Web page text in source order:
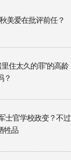
美爱在批评前任？
住太久的罪”的高龄
？
士官学校政变？不过
牲品